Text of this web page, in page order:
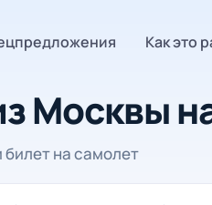
Как это
Москвы
на самолет